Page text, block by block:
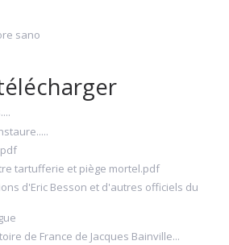
sano
télécharger
tartufferie et piège mortel.pdf
d'Eric Besson et d'autres officiels du
de France de Jacques Bainville...